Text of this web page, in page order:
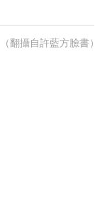
翻攝自許藍方臉書）